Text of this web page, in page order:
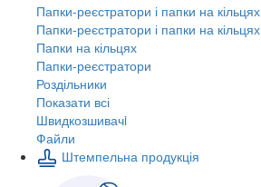
Папки-реєстратори і папки на кільцях
Папки-реєстратори і папки на кільцях
Папки на кільцях
Папки-реєстратори
Роздільники
Показати всі
Швидкозшивачi
Файли
Штемпельна продукція